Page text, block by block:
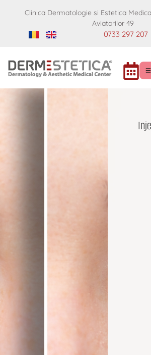
Clinica Dermatologie si Estetica
Aviatorilor 49
0733 297 207